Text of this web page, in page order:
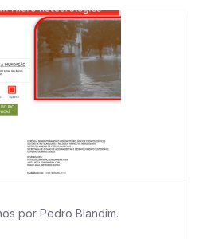
por Pedro Blandim.